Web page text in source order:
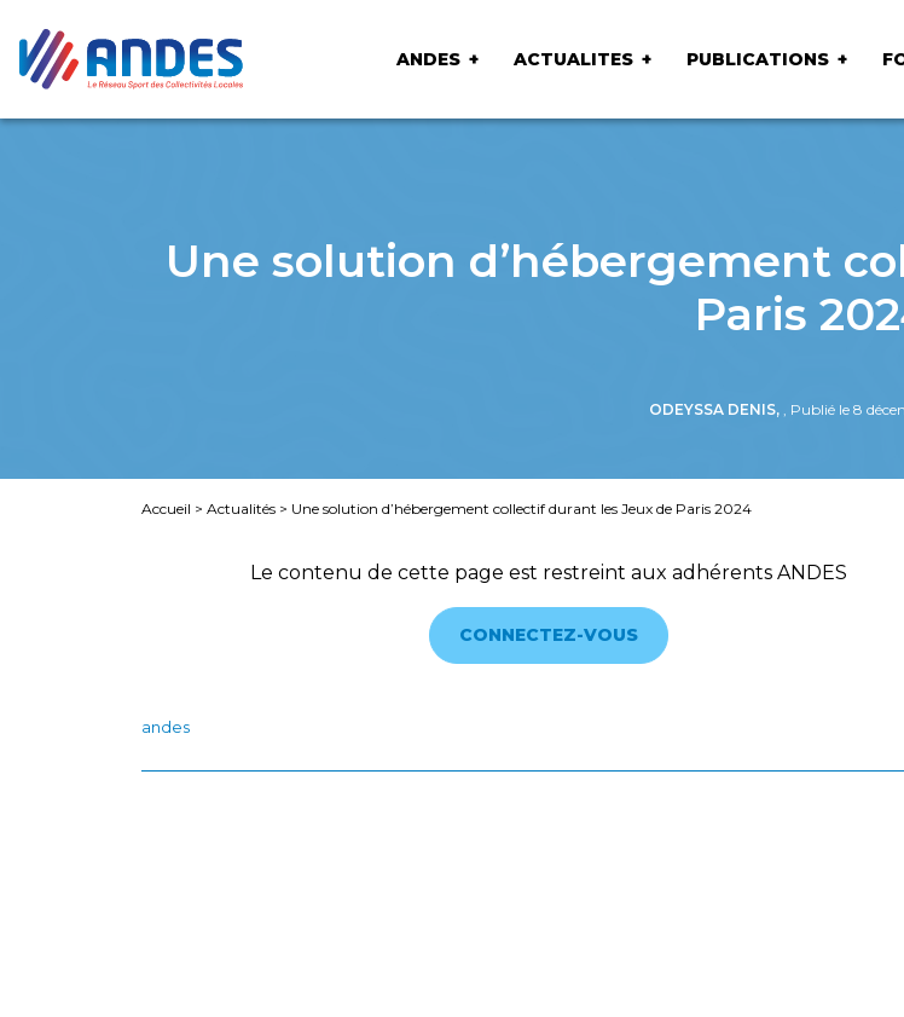
ANDES ACTUALITES PUBLICATIONS
Une solution d’hébergement
Paris
ODEYSSA DENIS, , Publié le 8
Accueil > Actualités > Une solution d’hébergement collectif durant les Jeux de Paris 2024
Le contenu de cette page est restreint aux adhérents ANDES
CONNECTEZ-VOUS
andes